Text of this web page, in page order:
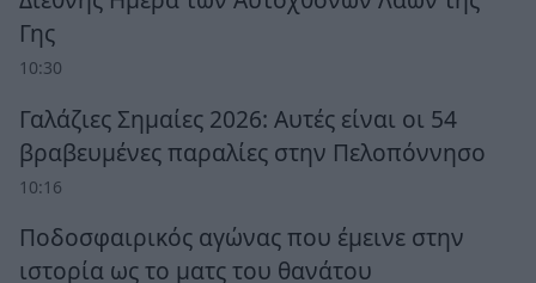
Γης
10:30
Γαλάζιες Σημαίες 2026: Αυτές είναι οι 54
βραβευμένες παραλίες στην Πελοπόννησο
10:16
Ποδοσφαιρικός αγώνας που έμεινε στην
ιστορία ως το ματς του θανάτου